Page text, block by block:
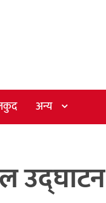
अन्य
उद्घाटन